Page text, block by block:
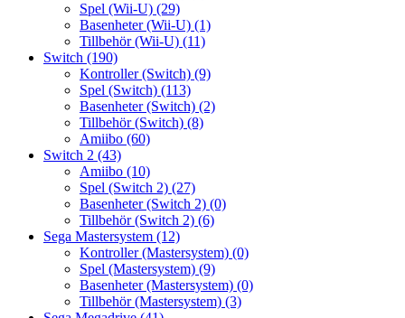
Spel (Wii-U) (29)
Basenheter (Wii-U) (1)
Tillbehör (Wii-U) (11)
Switch (190)
Kontroller (Switch) (9)
Spel (Switch) (113)
Basenheter (Switch) (2)
Tillbehör (Switch) (8)
Amiibo (60)
Switch 2 (43)
Amiibo (10)
Spel (Switch 2) (27)
Basenheter (Switch 2) (0)
Tillbehör (Switch 2) (6)
Sega Mastersystem (12)
Kontroller (Mastersystem) (0)
Spel (Mastersystem) (9)
Basenheter (Mastersystem) (0)
Tillbehör (Mastersystem) (3)